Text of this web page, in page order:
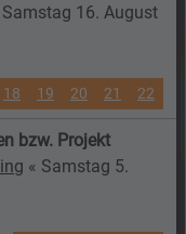
Samstag 16. August
18 19 20 21 22
bzw. Projekt
« Samstag 5.